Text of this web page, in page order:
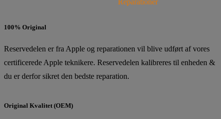
100% Original
Reservedelen er fra Apple og reparationen vil blive udført af vores
certificerede Apple teknikere. Reservedelen kalibreres til enheden &
du er derfor sikret den bedste reparation.
Original Kvalitet (OEM)